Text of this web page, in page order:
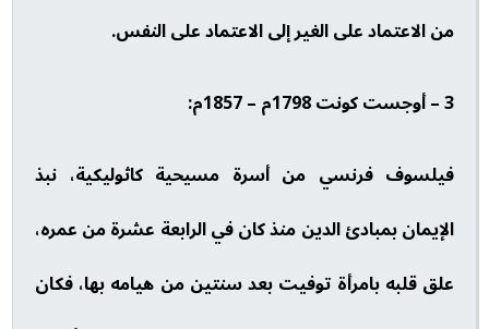
من الاعتماد على الغير إلى الاعتماد على النفس.
3 – أوجست كونت 1798م – 1857م:
فيلسوف فرنسي من أسرة مسيحية كاثوليكية، نبذ
الإيمان بمبادئ الدين منذ كان في الرابعة عشرة من عمره،
علق قلبه بامرأة توفيت بعد سنتين من هيامه بها، فكان